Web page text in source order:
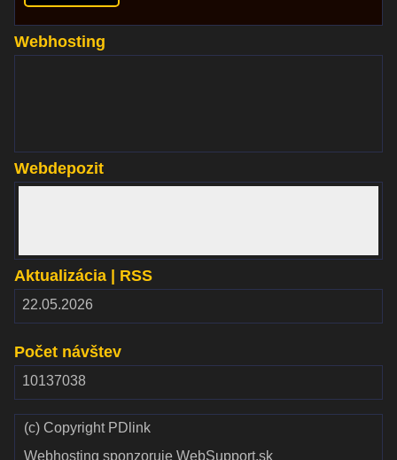
Webhosting
Webdepozit
Počet návštev
10137038
Aktualizácia | RSS
22.05.2026
(c) Copyright PDlink
Webhosting sponzoruje WebSupport.sk